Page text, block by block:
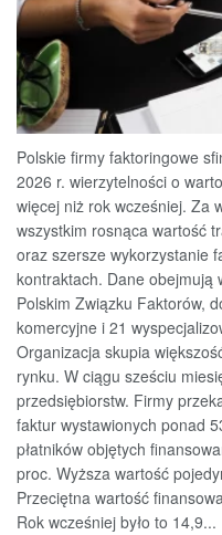
Polskie firmy faktoringowe
2026 r. wierzytelności o
więcej niż rok wcześniej. Za
wszystkim rosnąca wartość
oraz szersze wykorzystanie
kontraktach. Dane obejmują
Polskim Związku Faktorów,
komercyjne i 21
Organizacja skupia
rynku. W ciągu sześciu
przedsiębiorstw. Firmy
faktur wystawionych ponad
płatników objętych
proc. Wyższa wartość
Przeciętna wartość
Rok wcześniej było to 14,9...